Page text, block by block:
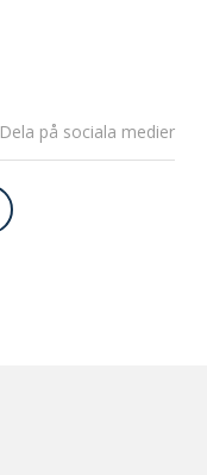
Dela på sociala medier